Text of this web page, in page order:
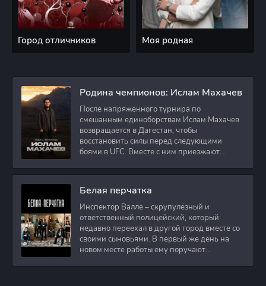
Город отличников Моя родная
Родина чемпионов: Ислам Махачев
После напряженного турнира по
смешанным единоборствам Ислам Махачев
возвращается в Дагестан, чтобы
восстановить силы перед следующими
боями в UFC. Вместе с ним приезжают
Белая перчатка
Инспектор Валле – скрупулёзный и
ответственный полицейский, который
недавно переехал в другой город вместе со
своими сыновьями. В первый же день на
новом месте работы ему поручают